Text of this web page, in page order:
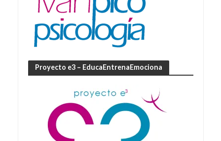
Proyecto e3 – EducaEntrenaEmociona